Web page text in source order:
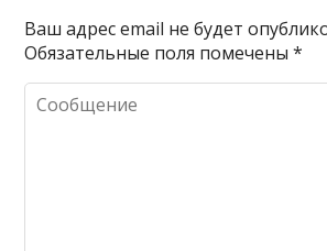
Ваш адрес email не будет
Обязательные поля помечены*